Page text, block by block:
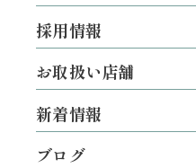
採用情報
お取扱い店舗
新着情報
ブログ